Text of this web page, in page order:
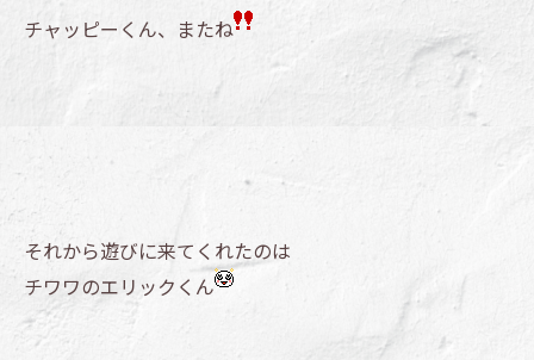
チャッピーくん、またね
それから遊びに来てくれたのは
チワワのエリックくん